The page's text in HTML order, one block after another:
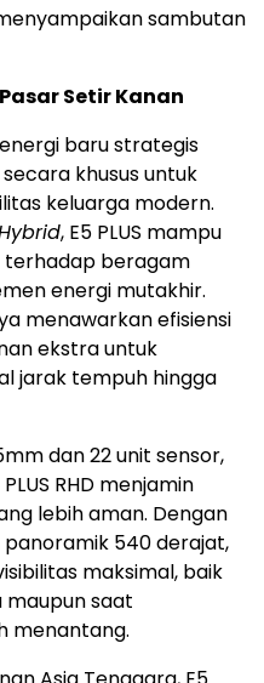
sambutan
Setir Kanan
baru strategis
khusus untuk
keluarga modern.
, E5 PLUS mampu
beragam
energi mutakhir.
menawarkan efisiensi
ekstra untuk
jarak tempuh hingga
dan 22 unit sensor,
PLUS RHD menjamin
lebih aman. Dengan
540 derajat,
maksimal, baik
saat
menantang.